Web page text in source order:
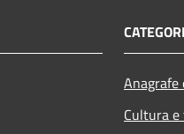
Cultura